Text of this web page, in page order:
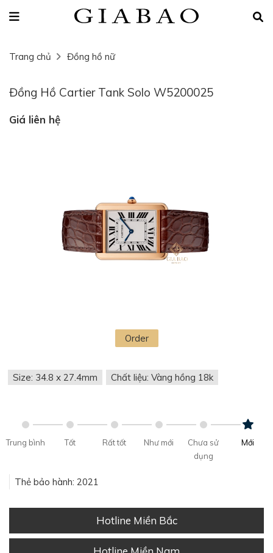
Trang chủ Đồng hồ nữ
Đồng Hồ Cartier Tank Solo W5200025
Giá liên hệ
Order
Size: 34.8 x 27.4mm Chất liệu: Vàng hồng 18k
Trung bình Tốt Rất tốt Như mới
Chưa sử
dụng
Mới
Thẻ bảo hành: 2021
Hotline Miền Bắc